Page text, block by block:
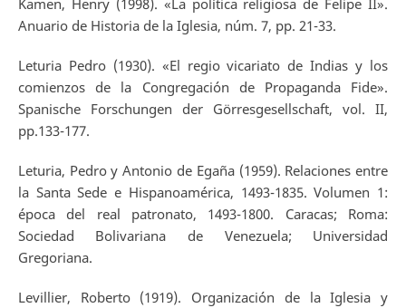
Kamen, Henry (1998). «La política religiosa de Felipe II».
Anuario de Historia de la Iglesia, núm. 7, pp. 21-33.
Leturia Pedro (1930). «El regio vicariato de Indias y los
comienzos de la Congregación de Propaganda Fide».
Spanische Forschungen der Görresgesellschaft, vol. II,
pp.133-177.
Leturia, Pedro y Antonio de Egaña (1959). Relaciones entre
la Santa Sede e Hispanoamérica, 1493-1835. Volumen 1:
época del real patronato, 1493-1800. Caracas; Roma:
Sociedad Bolivariana de Venezuela; Universidad
Gregoriana.
Levillier, Roberto (1919). Organización de la Iglesia y